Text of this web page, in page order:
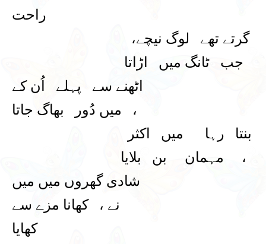
راحت
گرتے تھے لوگ نیچے،
جب ٹانگ میں اڑاتا
اٹھنے سے پہلے اُن کے
، میں دُور بھاگ جاتا
بنتا رہا میں اکثر
، مہمان بن بلایا
شادی گھروں میں میں
نے ، کھانا مزے سے
کھایا